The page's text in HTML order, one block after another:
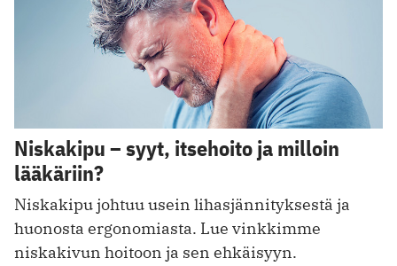
Niskakipu – syyt, itsehoito ja milloin
lääkäriin?
Niskakipu johtuu usein lihasjännityksestä ja
huonosta ergonomiasta. Lue vinkkimme
niskakivun hoitoon ja sen ehkäisyyn.